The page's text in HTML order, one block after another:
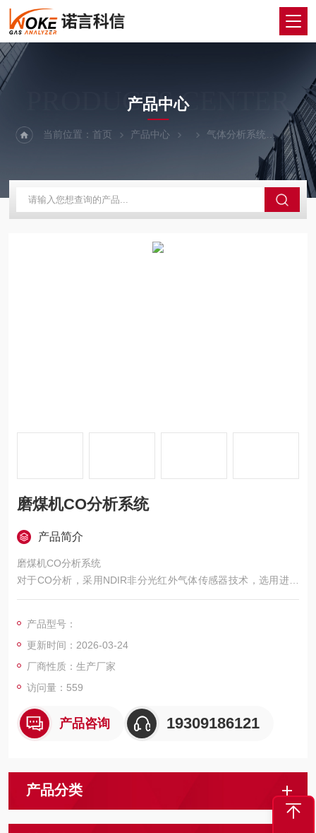
PRODUCTS CENTER
产品中心
当前位置：首页 产品中心 气体分析系统 磨煤
磨煤机CO分析系统
产品简介
磨煤机CO分析系统
对于CO分析，采用NDIR非分光红外气体传感器技术，选用进口
传感器，具有寿命长、稳定性好、精度高、响应快等特点
他部件采用质量不低于进口产品的国产件，成套后整机价格相比
进口仪表大幅降低。
产品型号：
更新时间：2026-03-24
厂商性质：生产厂家
访问量：559
产品咨询 19309186121
产品分类